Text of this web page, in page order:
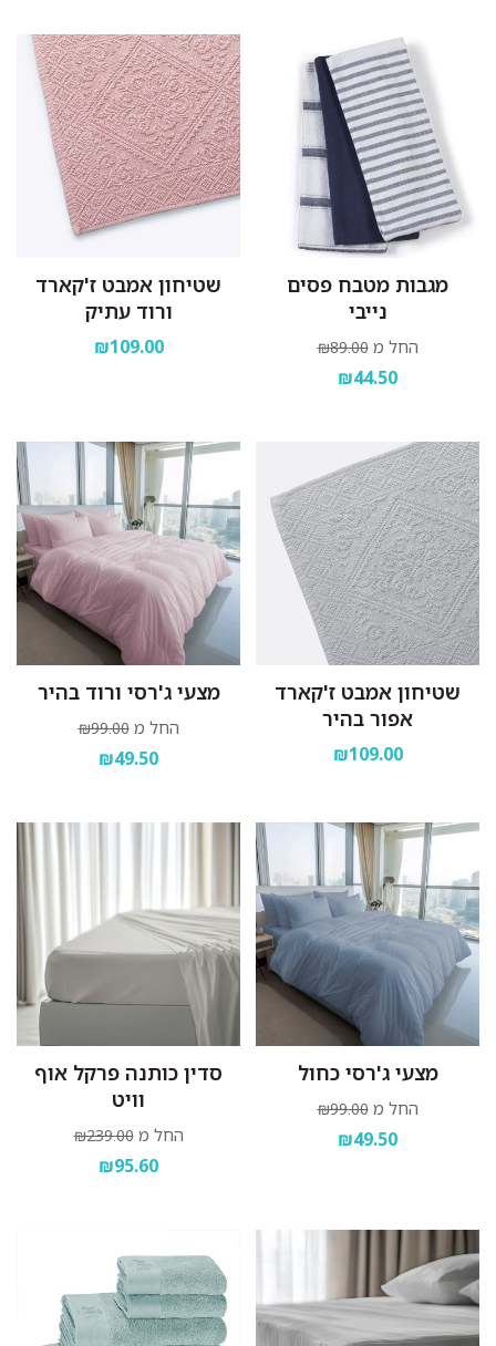
מגבות מטבח פסים
נייבי
החל מ ₪89.00
₪44.50
שטיחון אמבט ז'קארד
ורוד עתיק
₪109.00
שטיחון אמבט ז'קארד
אפור בהיר
₪109.00
מצעי ג'רסי ורוד בהיר
החל מ ₪99.00
₪49.50
מצעי ג'רסי כחול
החל מ ₪99.00
₪49.50
סדין כותנה פרקל אוף
וויט
החל מ ₪239.00
₪95.60